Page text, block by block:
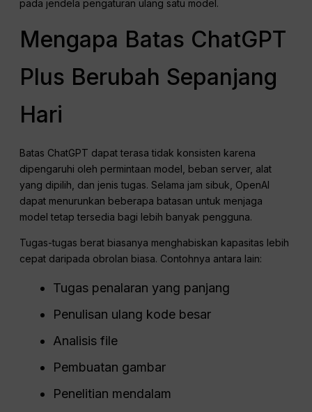
pada jendela pengaturan ulang satu model.
Mengapa Batas ChatGPT
Plus Berubah Sepanjang
Hari
Batas ChatGPT dapat terasa tidak konsisten karena
dipengaruhi oleh permintaan model, beban server, alat
yang dipilih, dan jenis tugas. Selama jam sibuk, OpenAI
dapat menurunkan beberapa batasan untuk menjaga
model tetap tersedia bagi lebih banyak pengguna.
Tugas-tugas berat biasanya menghabiskan kapasitas lebih
cepat daripada obrolan biasa. Contohnya antara lain:
Tugas penalaran yang panjang
Penulisan ulang kode besar
Analisis file
Pembuatan gambar
Penelitian mendalam